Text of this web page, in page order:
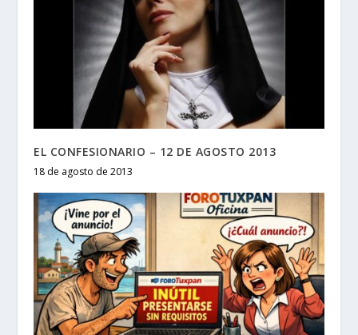
EL CONFESIONARIO – 12 DE AGOSTO 2013
18 de agosto de 2013